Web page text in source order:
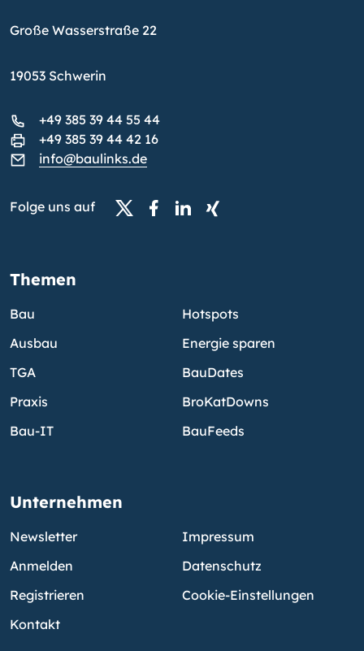
Große Wasserstraße 22
19053 Schwerin
+49 385 39 44 55 44
+49 385 39 44 42 16
info@baulinks.de
Folge uns auf
Themen
Bau
Ausbau
TGA
Praxis
Bau-IT
Hotspots
Energie sparen
BauDates
BroKatDowns
BauFeeds
Unternehmen
Newsletter
Anmelden
Registrieren
Kontakt
Impressum
Datenschutz
Cookie-Einstellungen